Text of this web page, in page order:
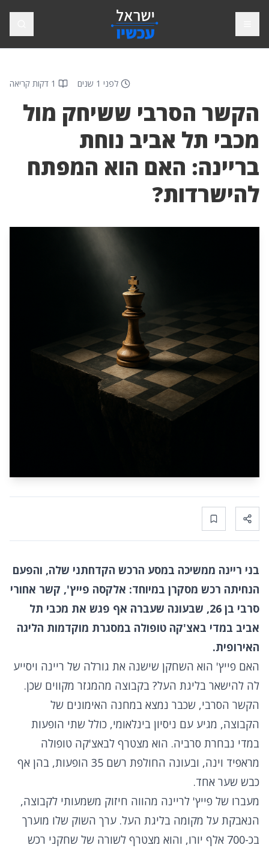
לפני 1 שנים 1 דקות קריאה
הקשר הסרבי ששיחק מול
מכבי תל אביב נוחת
בריינה: האם הוא המפתח
להישרדות?
Share
Bookmark
בני ריינה ממשיכה במסע הרכש הקדחתני שלה, והפעם
הנחיתה רכש מסקרן במיוחד: אלקסה פייץ', קשר אחורי
סרבי בן 26, שבעונה שעברה אף פגש את מכבי תל
אביב במדי באצ'קה טופולה במסגרת מוקדמות הליגה
האירופית.
האם פייץ' הוא השחקן שישנה את גורלה של ריינה ויסייע
לה להישאר בליגת העל? בקבוצה מהמגזר מקווים שכן.
הקשר הסרבי, שכבר נמצא במחנה האימונים של
הקבוצה, מגיע עם ניסיון בינלאומי, כולל שתי הופעות
במדי נבחרת סרביה. הוא מצטרף לבאצ'קה טופולה
מראפיד וינה, ובעונה החולפת רשם 35 הופעות, בהן אף
כבש שער אחד.
מעברו של פייץ' לריינה מהווה חיזוק משמעותי לקבוצה,
הנאבקת על מקומה בליגת העל. ערך השוק שלו מוערך
בכ-700 אלף יורו, והוא מצטרף לשורה של שחקני רכש